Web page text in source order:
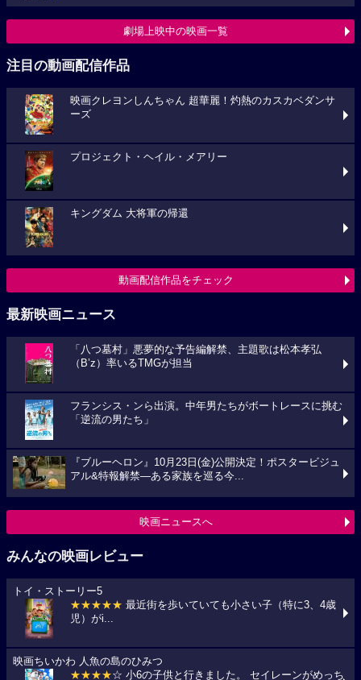
劇場上映中の映画一覧
注目の動画配信作品
映画クレヨンしんちゃん 超華麗！灼熱のカスカベダンサ
ーズ
プロジェクト・ヘイル・メアリー
キングダム 大将軍の帰還
動画配信作品をチェック
最新映画ニュース
「八つ墓村」悪夢的な予告編解禁、主題歌は松本孝弘
（B’z）率いるTMGが担当
フランシス・ンら出演。中年男たちがボートレースに挑む
「逆流の男たち」
『ブルーヘロン』10月23日(金)公開決定！ポスタービジュ
アル&特報解禁―ある家族を巡る今...
映画ニュースへ
みんなの映画レビュー
トイ・ストーリー5
★★★★★ 最近街を歩いていても小さい子（特に3、4歳
児）がi...
映画ちいかわ 人魚の島のひみつ
★★★★☆ 小6の子供と行きました。 セイレーンがめっち